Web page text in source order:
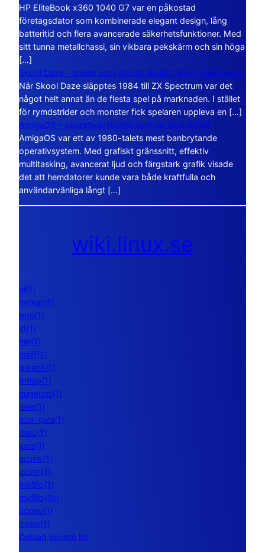
HP EliteBook x360 1040 G7 var en påkostad
företagsdator som kombinerade elegant design, lång
batteritid och flera avancerade säkerhetsfunktioner. Med
sitt tunna metallchassi, sin vikbara pekskärm och sin höga
[…]
Skool Daze – spelet som gjorde skolan till ett öppet kaos
När Skool Daze släpptes 1984 till ZX Spectrum var det
något helt annat än de flesta spel på marknaden. I stället
för rymdstrider och monster fick spelaren uppleva en […]
AmigaOS – operativsystemet som var före sin tid
AmigaOS var ett av 1980-talets mest banbrytande
operativsystem. Med grafiskt gränssnitt, effektiv
multitasking, avancerat ljud och färgstark grafik visade
det att hemdatorer kunde vara både kraftfulla och
användarvänliga långt […]
wiki.linux.se
nl(1)
nohup(1)
pon(1)
ld(1)
nm(1)
ndiff(1)
gstack(1)
pmap(1)
hugetop(1)
lsirq(1)
pcp-ipcs(1)
lsipc(1)
ipcs(1)
ipcmk(1)
ipcrm(1)
mkfifo(1)
mkfifo(1p)
uconv(1)
iconv(1)
Debian Source list